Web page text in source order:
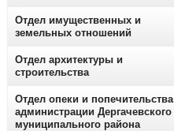
Отдел имущественных и
земельных отношений
Отдел архитектуры и
строительства
Отдел опеки и попечительства
администрации Дергачевского
муниципального района